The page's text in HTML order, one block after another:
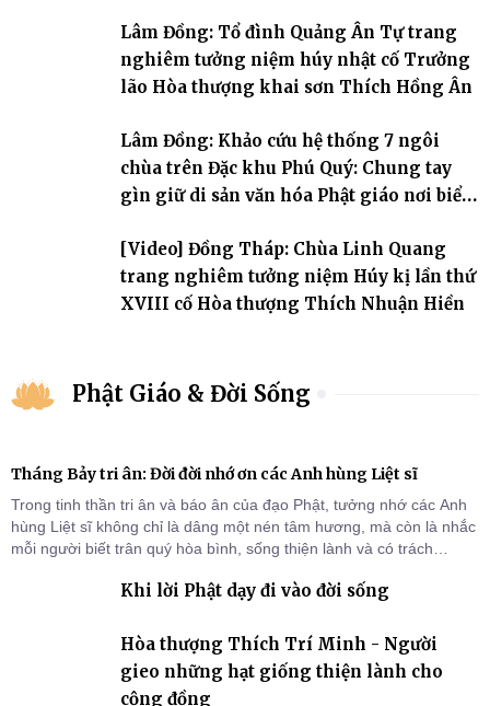
Lâm Đồng: Tổ đình Quảng Ân Tự trang
nghiêm tưởng niệm húy nhật cố Trưởng
lão Hòa thượng khai sơn Thích Hồng Ân
Lâm Đồng: Khảo cứu hệ thống 7 ngôi
chùa trên Đặc khu Phú Quý: Chung tay
gìn giữ di sản văn hóa Phật giáo nơi biển
[Video] Đồng Tháp: Chùa Linh Quang
trang nghiêm tưởng niệm Húy kị lần thứ
XVIII cố Hòa thượng Thích Nhuận Hiền
Phật Giáo & Đời Sống
Tháng Bảy tri ân: Đời đời nhớ ơn các Anh hùng Liệt sĩ
Trong tinh thần tri ân và báo ân của đạo Phật, tưởng nhớ các Anh
hùng Liệt sĩ không chỉ là dâng một nén tâm hương, mà còn là nhắc
mỗi người biết trân quý hòa bình, sống thiện lành và có trách
Khi lời Phật dạy đi vào đời sống
Hòa thượng Thích Trí Minh - Người
gieo những hạt giống thiện lành cho
cộng đồng